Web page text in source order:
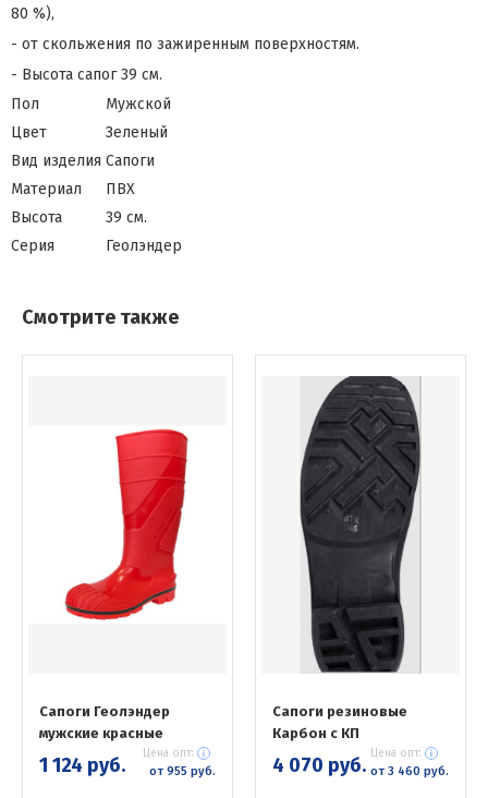
80 %),
- от скольжения по зажиренным поверхностям.
- Высота сапог 39 см.
Пол
Мужской
Цвет
Зеленый
Вид изделия Сапоги
Материал
ПВХ
Высота
39 см.
Серия
Геолэндер
Смотрите также
Сапоги Геолэндер
мужские красные
1 124 руб. Цена опт:
от 955 руб.
Сапоги резиновые
Карбон с КП
4 070 руб. Цена опт:
от 3 460 руб.